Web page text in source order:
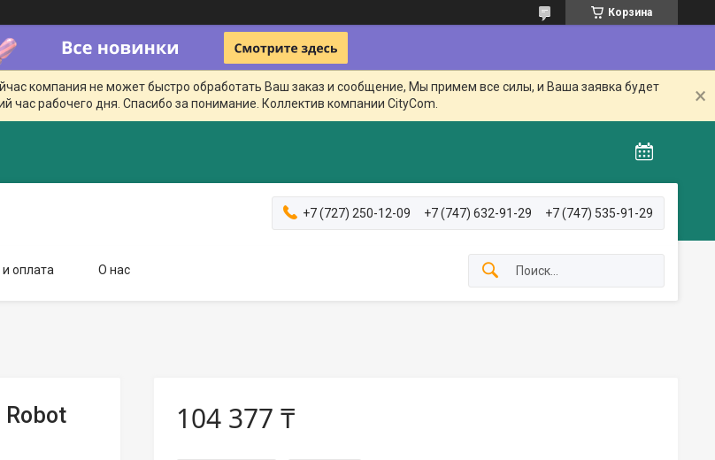
Корзина
компания не может быстро обработать Ваш заказ и сообщение, Мы примем все силы, и Ваша заявка будет
час рабочего дня. Спасибо за понимание. Коллектив компании CityCom.
+7 (727) 250-12-09 +7 (747) 632-91-29 +7 (747) 535-91-29
оплата О нас
104 377 ₸